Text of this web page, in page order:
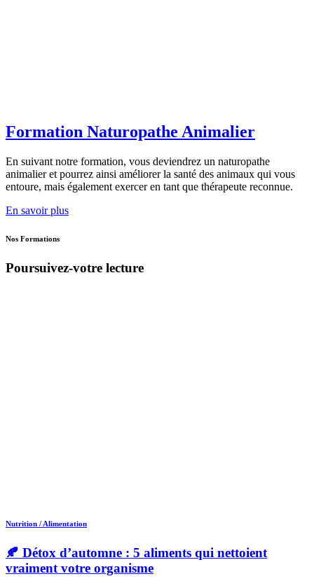
Formation Naturopathe Animalier
En suivant notre formation, vous deviendrez un naturopathe
animalier et pourrez ainsi améliorer la santé des animaux qui vous
entoure, mais également exercer en tant que thérapeute reconnue.
En savoir plus
Nos Formations
Poursuivez-votre lecture
Nutrition / Alimentation
🍂 Détox d’automne : 5 aliments qui nettoient
vraiment votre organisme